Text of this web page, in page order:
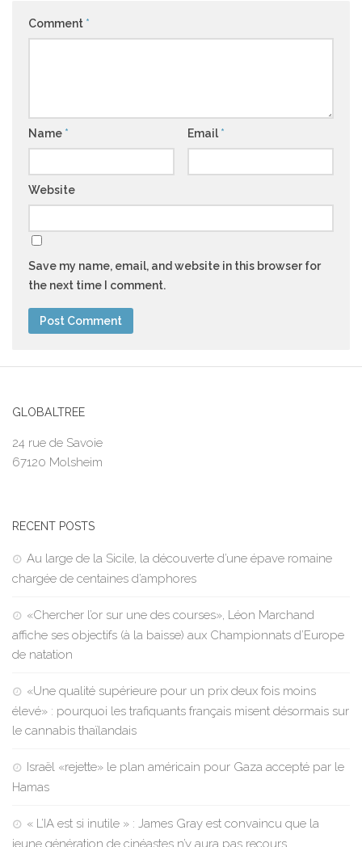
Comment *
Name * Email *
Website
Save my name, email, and website in this browser for
the next time I comment.
GLOBALTREE
24 rue de Savoie
67120 Molsheim
RECENT POSTS
Au large de la Sicile, la découverte d’une épave romaine
chargée de centaines d’amphores
«Chercher l’or sur une des courses», Léon Marchand
affiche ses objectifs (à la baisse) aux Championnats d’Europe
de natation
«Une qualité supérieure pour un prix deux fois moins
élevé» : pourquoi les trafiquants français misent désormais sur
le cannabis thaïlandais
Israël «rejette» le plan américain pour Gaza accepté par le
Hamas
« L’IA est si inutile » : James Gray est convaincu que la
jeune génération de cinéastes n’y aura pas recours